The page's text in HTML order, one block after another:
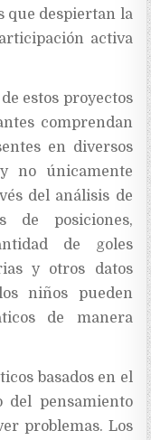
que despiertan la
activa
estos proyectos
comprendan
en diversos
no únicamente
del análisis de
de posiciones,
de goles
y otros datos
niños pueden
de manera
basados en el
del pensamiento
problemas. Los